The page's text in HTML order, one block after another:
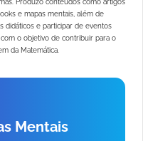
Produzo conteúdos como artigos
e mapas mentais, além de
didáticos e participar de eventos
o objetivo de contribuir para o
da Matemática.
Mentais